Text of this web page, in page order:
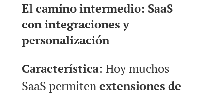
El camino intermedio: SaaS
con integraciones y
personalización
Característica: Hoy muchos
SaaS permitenextensiones de